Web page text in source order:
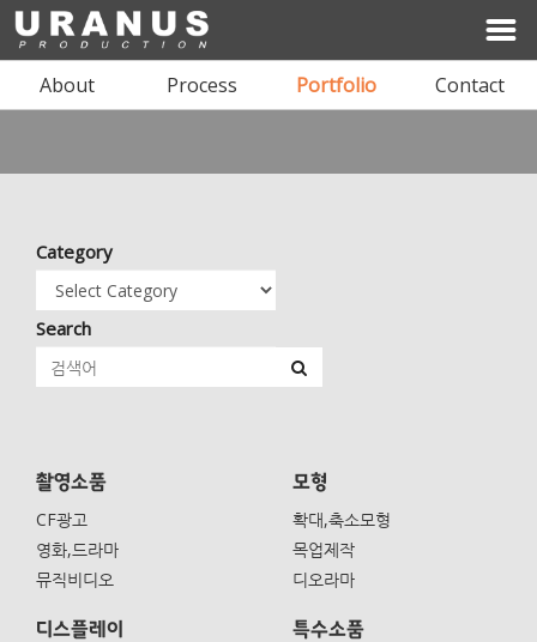
About Process Portfolio Contact
I'LL BE YOUR SPACE
ARCHITECTURE & INTERIOR DESIGN
상담문의 02-1234-1234
Category
Search
촬영소품
CF광고
영화,드라마
뮤직비디오
모형
확대,축소모형
목업제작
디오라마
디스플레이 특수소품